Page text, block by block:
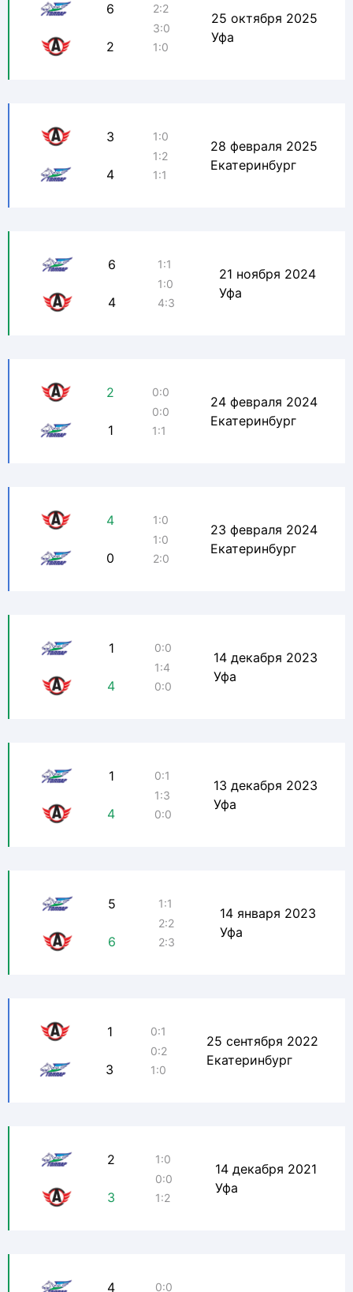
6
2
2:2
3:0
1:0
25 октября 2025
Уфа
3
4
1:0
1:2
1:1
28 февраля 2025
Екатеринбург
6
4
1:1
1:0
4:3
21 ноября 2024
Уфа
2
1
0:0
0:0
1:1
24 февраля 2024
Екатеринбург
4
0
1:0
1:0
2:0
23 февраля 2024
Екатеринбург
1
4
0:0
1:4
0:0
14 декабря 2023
Уфа
1
4
0:1
1:3
0:0
13 декабря 2023
Уфа
5
6
1:1
2:2
2:3
14 января 2023
Уфа
1
3
0:1
0:2
1:0
25 сентября 2022
Екатеринбург
2
3
1:0
0:0
1:2
14 декабря 2021
Уфа
4 0:0